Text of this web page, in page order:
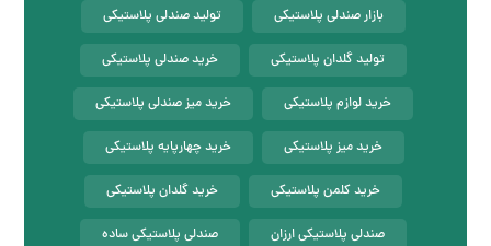
بازار صندلی پلاستیکی تولید صندلی پلاستیکی
تولید گلدان پلاستیکی خرید صندلی پلاستیکی
خرید لوازم پلاستیکی خرید میز صندلی پلاستیکی
خرید میز پلاستیکی خرید چهارپایه پلاستیکی
خرید کلمن پلاستیکی خرید گلدان پلاستیکی
صندلی پلاستیکی ارزان صندلی پلاستیکی ساده